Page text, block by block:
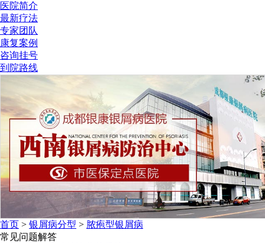
医院简介
最新疗法
专家团队
康复案例
咨询挂号
到院路线
首页 > 银屑病分型 > 脓疱型银屑病
常见问题解答